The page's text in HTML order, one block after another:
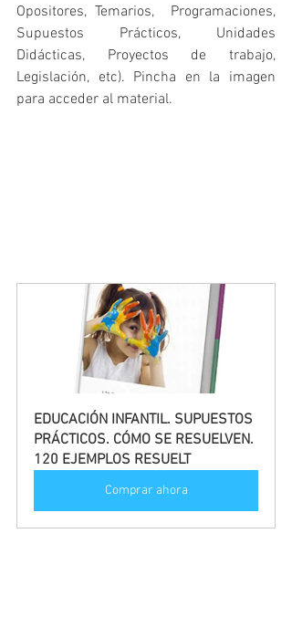
Opositores, Temarios,  Programaciones,
Supuestos Prácticos, Unidades
Didácticas, Proyectos de trabajo,
Legislación, etc). Pincha en la imagen
para acceder al material.
EDUCACIÓN INFANTIL. SUPUESTOS
PRÁCTICOS. CÓMO SE RESUELVEN.
120 EJEMPLOS RESUELT
Comprar ahora